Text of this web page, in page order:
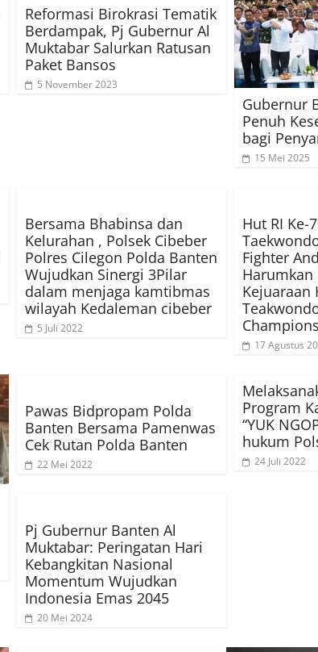
Reformasi Birokrasi Tematik
Berdampak, Pj Gubernur Al
Muktabar Salurkan Ratusan
Paket Bansos
5 November 2023
Gubernur
Penuh
bagi
15 Mei 2025
Bersama Bhabinsa dan
Kelurahan , Polsek Cibeber
Polres Cilegon Polda Banten
Wujudkan Sinergi 3Pilar
dalam menjaga kamtibmas
wilayah Kedaleman cibeber
5 Juli 2022
Hut RI Ke-
Fighter
Harumkan
Kejuaraan
17 Agustus
Pawas Bidpropam Polda
Banten Bersama Pamenwas
Cek Rutan Polda Banten
22 Mei 2022
Program
“YUK
hukum
24 Juli 2022
Pj Gubernur Banten Al
Muktabar: Peringatan Hari
Kebangkitan Nasional
Momentum Wujudkan
Indonesia Emas 2045
20 Mei 2024